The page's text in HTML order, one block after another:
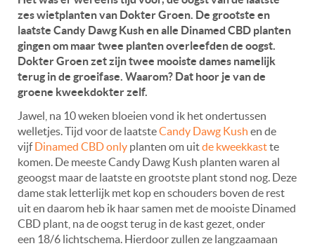
zes wietplanten van Dokter Groen. De grootste en
laatste Candy Dawg Kush en alle Dinamed CBD planten
gingen om maar twee planten overleefden de oogst.
Dokter Groen zet zijn twee mooiste dames namelijk
terug in de groeifase. Waarom? Dat hoor je van de
groene kweekdokter zelf.
Jawel, na 10 weken bloeien vond ik het ondertussen
welletjes. Tijd voor de laatsteCandy Dawg Kush en de
vijfDinamed CBD only planten om uitde kweekkastte
komen. De meeste Candy Dawg Kush planten waren al
geoogst maar de laatste en grootste plant stond nog. Deze
dame stak letterlijk met kop en schouders boven de rest
uit en daarom heb ik haar samen met de mooiste Dinamed
CBD plant, na de oogst terug in de kast gezet, onder
een 18/6 lichtschema. Hierdoor zullen ze langzaamaan